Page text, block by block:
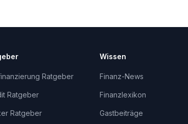
Ratgeber
Ratgeber
Ratgeber
Wissen
Finanz-News
Finanzlexikon
Gastbeiträge